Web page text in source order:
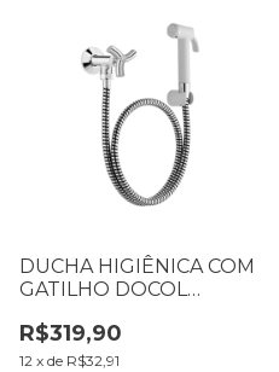
DUCHA HIGIÊNICA COM
GATILHO DOCOL
R$319,90
12 x de R$32,91